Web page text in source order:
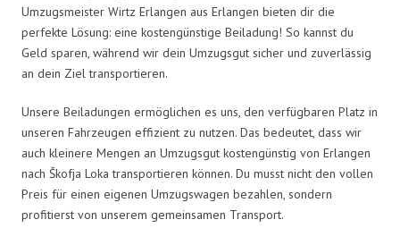
Umzugsmeister Wirtz Erlangen aus Erlangen bieten dir die
perfekte Lösung: eine kostengünstige Beiladung! So kannst du
Geld sparen, während wir dein Umzugsgut sicher und zuverlässig
an dein Ziel transportieren.
Unsere Beiladungen ermöglichen es uns, den verfügbaren Platz in
unseren Fahrzeugen effizient zu nutzen. Das bedeutet, dass wir
auch kleinere Mengen an Umzugsgut kostengünstig von Erlangen
nach Škofja Loka transportieren können. Du musst nicht den vollen
Preis für einen eigenen Umzugswagen bezahlen, sondern
profitierst von unserem gemeinsamen Transport.